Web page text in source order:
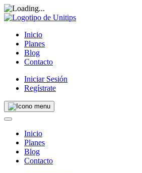
Inicio
Planes
Blog
Contacto
Iniciar Sesión
Regístrate
Inicio
Planes
Blog
Contacto